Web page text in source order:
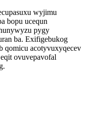
wyjimu
bopu ucequn
pygy
ba. Exifigebukog
qomicu acotyvuxyqecev
ovuvepavofal